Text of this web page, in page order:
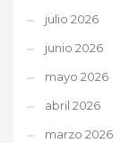
julio 2026
junio 2026
mayo 2026
abril 2026
marzo 2026